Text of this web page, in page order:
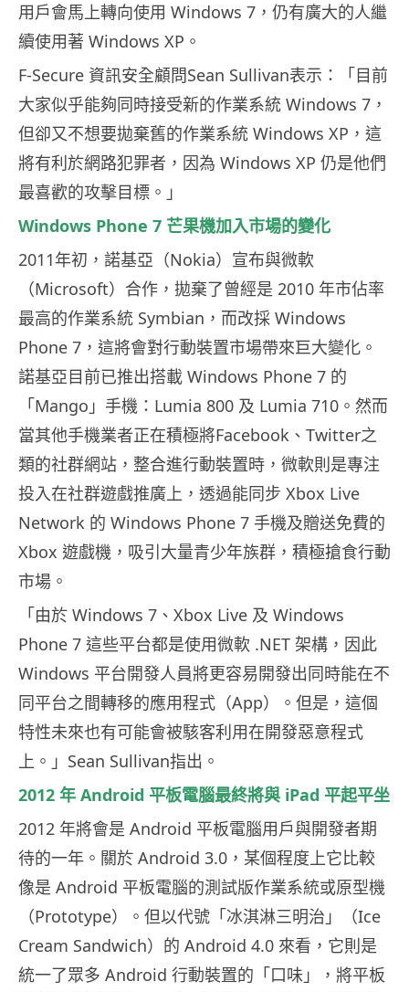
用戶會馬上轉向使用 Windows 7，仍有廣大的人繼
續使用著 Windows XP。
F-Secure 資訊安全顧問Sean Sullivan表示：「目前
大家似乎能夠同時接受新的作業系統 Windows 7，
但卻又不想要拋棄舊的作業系統 Windows XP，這
將有利於網路犯罪者，因為 Windows XP 仍是他們
最喜歡的攻擊目標。」
Windows Phone 7 芒果機加入市場的變化
2011年初，諾基亞（Nokia）宣布與微軟
（Microsoft）合作，拋棄了曾經是 2010 年市佔率
最高的作業系統 Symbian，而改採 Windows
Phone 7，這將會對行動裝置市場帶來巨大變化。
諾基亞目前已推出搭載 Windows Phone 7 的
「Mango」手機：Lumia 800 及 Lumia 710。然而
當其他手機業者正在積極將Facebook、Twitter之
類的社群網站，整合進行動裝置時，微軟則是專注
投入在社群遊戲推廣上，透過能同步 Xbox Live
Network 的 Windows Phone 7 手機及贈送免費的
Xbox 遊戲機，吸引大量青少年族群，積極搶食行動
市場。
「由於 Windows 7、Xbox Live 及 Windows
Phone 7 這些平台都是使用微軟 .NET 架構，因此
Windows 平台開發人員將更容易開發出同時能在不
同平台之間轉移的應用程式（App）。但是，這個
特性未來也有可能會被駭客利用在開發惡意程式
上。」Sean Sullivan指出。
2012 年 Android 平板電腦最終將與 iPad 平起平坐
2012 年將會是 Android 平板電腦用戶與開發者期
待的一年。關於 Android 3.0，某個程度上它比較
像是 Android 平板電腦的測試版作業系統或原型機
（Prototype）。但以代號「冰淇淋三明治」（Ice
Cream Sandwich）的 Android 4.0 來看，它則是
統一了眾多 Android 行動裝置的「口味」，將平板